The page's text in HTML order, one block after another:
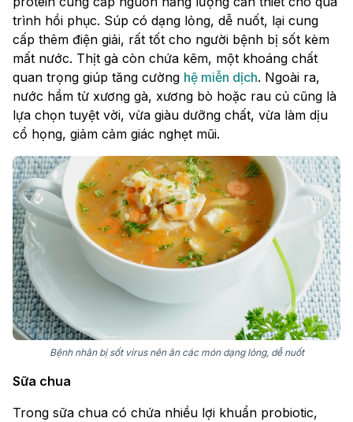
trình hồi phục. Súp có dạng lỏng, dễ nuốt, lại cung
cấp thêm điện giải, rất tốt cho người bệnh bị sốt kèm
mất nước. Thịt gà còn chứa kẽm, một khoáng chất
quan trọng giúp tăng cường hệ miễn dịch. Ngoài ra,
nước hầm từ xương gà, xương bò hoặc rau củ cũng là
lựa chọn tuyệt vời, vừa giàu dưỡng chất, vừa làm dịu
cổ họng, giảm cảm giác nghẹt mũi.
Bệnh nhân bị sốt virus nên ăn các món dạng lỏng, dễ nuốt
Sữa chua
Trong sữa chua có chứa nhiều lợi khuẩn probiotic,